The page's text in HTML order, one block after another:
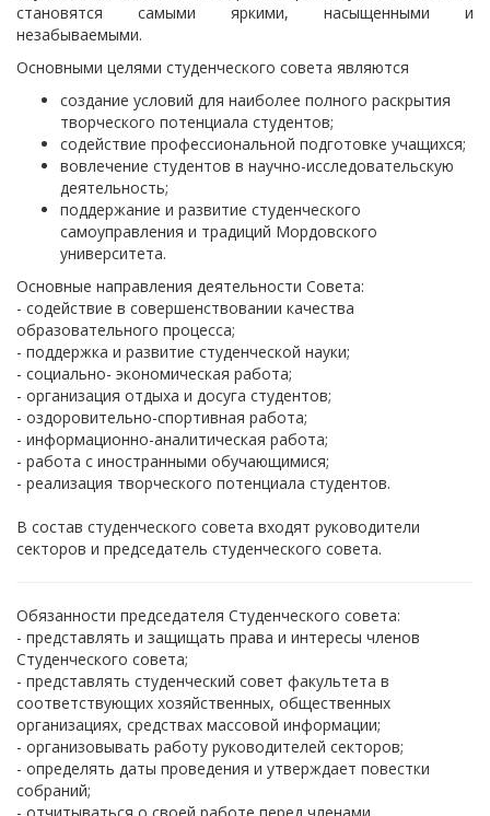
становятся самыми яркими, насыщенными и
незабываемыми.
Основными целями студенческого совета являются
создание условий для наиболее полного раскрытия
творческого потенциала студентов;
содействие профессиональной подготовке учащихся;
вовлечение студентов в научно-исследовательскую
деятельность;
поддержание и развитие студенческого
самоуправления и традиций Мордовского
университета.
Основные направления деятельности Совета:
- содействие в совершенствовании качества
образовательного процесса;
- поддержка и развитие студенческой науки;
- социально- экономическая работа;
- организация отдыха и досуга студентов;
- оздоровительно-спортивная работа;
- информационно-аналитическая работа;
- работа с иностранными обучающимися;
- реализация творческого потенциала студентов.
В состав студенческого совета входят руководители
секторов и председатель студенческого совета.
Обязанности председателя Студенческого совета:
- представлять и защищать права и интересы членов
Студенческого совета;
- представлять студенческий совет факультета в
соответствующих хозяйственных, общественных
организациях, средствах массовой информации;
- организовывать работу руководителей секторов;
- определять даты проведения и утверждает повестки
собраний;